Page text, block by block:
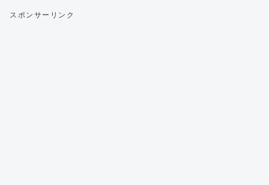
スポンサーリンク